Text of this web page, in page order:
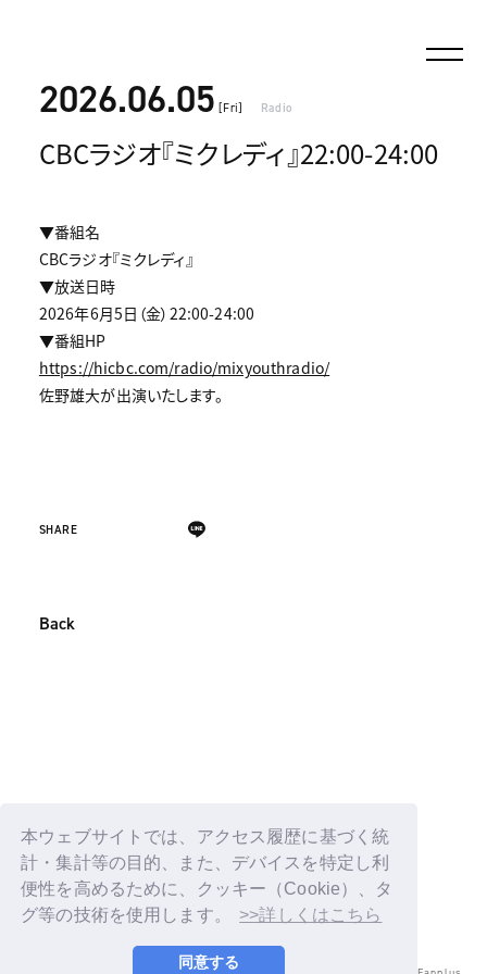
本ウェブサイトでは、アクセス履歴に基づく統
計・集計等の目的、また、デバイスを特定し利
便性を高めるために、クッキー（Cookie）、タ
グ等の技術を使用します。
>>詳しくはこちら
同意する
2026.06.05 [Fri] Radio
CBCラジオ『ミクレディ』22:00-24:00
▼番組名
CBCラジオ『ミクレディ』
▼放送日時
2026年6月5日（金）22:00-24:00
▼番組HP
https://hicbc.com/radio/mixyouthradio/
佐野雄大が出演いたします。
SHARE
Back